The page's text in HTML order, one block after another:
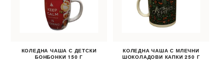
КОЛЕДНА ЧАША С ДЕТСКИ
БОНБОНКИ 150 Г
КОЛЕДНА ЧАША С МЛЕЧНИ
ШОКОЛАДОВИ КАПКИ 250 Г